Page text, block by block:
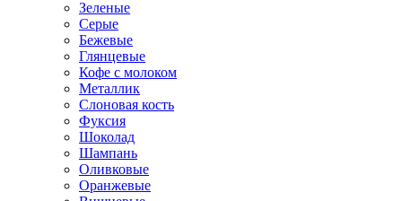
Зеленые
Серые
Бежевые
Глянцевые
Кофе с молоком
Металлик
Слоновая кость
Фуксия
Шоколад
Шампань
Оливковые
Оранжевые